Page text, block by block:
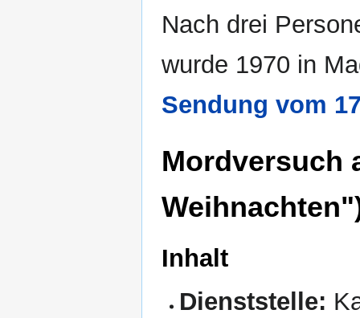
Nach drei
wurde 1970 in
Sendung vom
Mordversuch
Inhalt
Dienststelle: